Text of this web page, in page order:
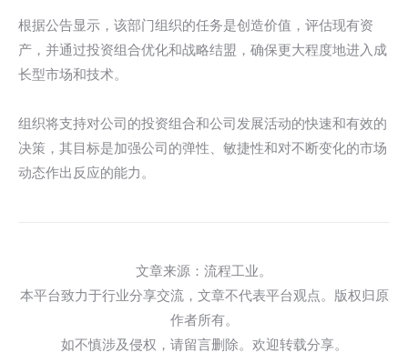
根据公告显示，该部门组织的任务是创造价值，评估现有资
产，并通过投资组合优化和战略结盟，确保更大程度地进入成
长型市场和技术。
组织将支持对公司的投资组合和公司发展活动的快速和有效的
决策，其目标是加强公司的弹性、敏捷性和对不断变化的市场
动态作出反应的能力。
文章来源：流程工业。
本平台致力于行业分享交流，文章不代表平台观点。版权归原
作者所有。
如不慎涉及侵权，请留言删除。欢迎转载分享。